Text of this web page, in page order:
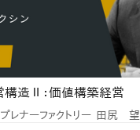
構造Ⅱ：価値構築経営
レナーファクトリー 田尻 望